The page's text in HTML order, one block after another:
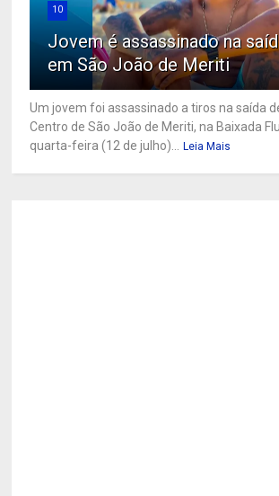
10
Jovem é assassinado na
em São João de Meriti
Um jovem foi assassinado a tiros na saída
Centro de São João de Meriti, na Baixada
quarta-feira (12 de julho)... Leia Mais